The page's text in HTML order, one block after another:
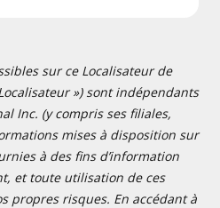
sur ce Localisateur de
») sont indépendants
Inc. (y compris ses filiales,
mises à disposition sur
à des fins d’information
et toute utilisation de ces
propres risques. En accédant à